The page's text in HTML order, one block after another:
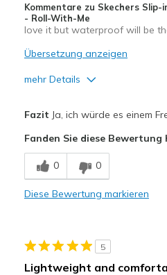
Kommentare zu Skechers
- Roll-With-Me
love it but waterproof will be
Übersetzung anzeigen
mehr Details
Correspond bien à la photo
Entrée et sortie faciles
you should make waterproof
Fazit Ja, ich würde es einem
Fanden Sie diese Bewertung
0 0
Diese Bewertung markieren
5
Lightweight and